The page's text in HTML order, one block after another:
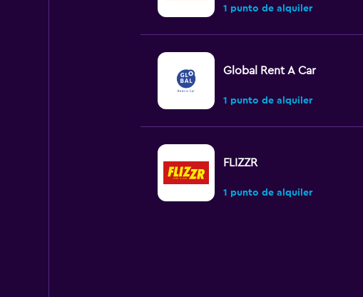
1 punto de alquiler
Global Rent A Car
1 punto de alquiler
FLIZZR
1 punto de alquiler